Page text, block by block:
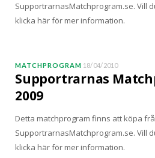
SupportrarnasMatchprogram.se. Vill
klicka här för mer information.
MATCHPROGRAM 18/04/2010
Supportrarnas
2009
Detta matchprogram finns att köpa
SupportrarnasMatchprogram.se. Vill
klicka här för mer information.